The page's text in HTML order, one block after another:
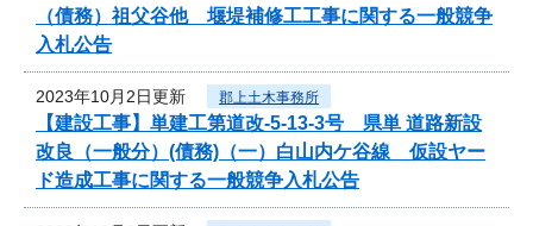
（債務）祖父谷他 堰堤補修工工事に関する一般競争
入札公告
2023年10月2日更新 郡上土木事務所
【建設工事】単建工第道改-5-13-3号 県単 道路新設
改良（一般分）(債務)（一）白山内ケ谷線 仮設ヤー
ド造成工事に関する一般競争入札公告